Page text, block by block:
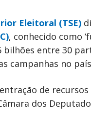
Eleitoral (TSE)
, conhecido como
bilhões entre 30
campanhas no
de
dos